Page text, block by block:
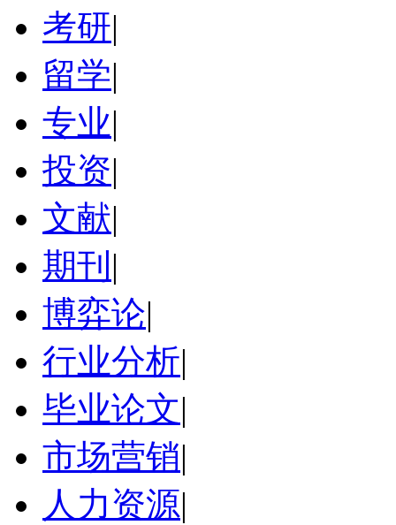
考研|
留学|
专业|
投资|
文献|
期刊 |
博弈论|
行业分析|
毕业论文|
市场营销|
人力资源|